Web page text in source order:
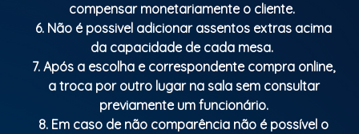
compensar monetariamente o cliente.
6. Não é possivel adicionar assentos extras acima
da capacidade de cada mesa.
7. Após a escolha e correspondente compra online,
a troca por outro lugar na sala sem consultar
previamente um funcionário.
8. Em caso de não comparência não é possível o